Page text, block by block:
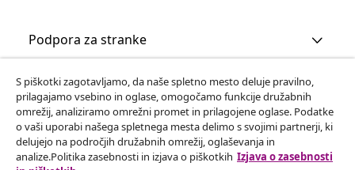
Podpora za stranke
Poslovanje
vidaXL
S piškotki zagotavljamo, da naše spletno mesto deluje pravilno,
prilagajamo vsebino in oglase, omogočamo funkcije družabnih
omrežij, analiziramo omrežni promet in prilagojene oglase. Podatke
o vaši uporabi našega spletnega mesta delimo s svojimi partnerji, ki
delujejo na področjih družabnih omrežij, oglaševanja in
analize.Politika zasebnosti in izjava o piškotkih Izjava o zasebnosti